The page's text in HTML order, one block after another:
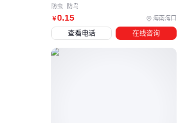
￥0.15 海南海口
防虫 防鸟
查看电话 在线咨询